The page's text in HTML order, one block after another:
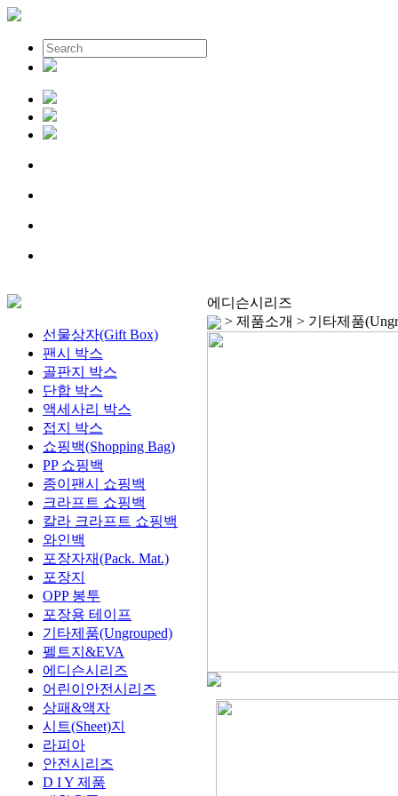
선물상자(Gift Box)
팬시 박스
골판지 박스
단합 박스
액세사리 박스
접지 박스
쇼핑백(Shopping Bag)
PP 쇼핑백
종이팬시 쇼핑백
크라프트 쇼핑백
칼라 크라프트 쇼핑백
와인백
포장자재(Pack. Mat.)
포장지
OPP 봉투
포장용 테이프
기타제품(Ungrouped)
펠트지&EVA
에디슨시리즈
어린이안전시리즈
상패&액자
시트(Sheet)지
라피아
안전시리즈
D I Y 제품
에디슨시리즈
> 제품소개 > 기타제품